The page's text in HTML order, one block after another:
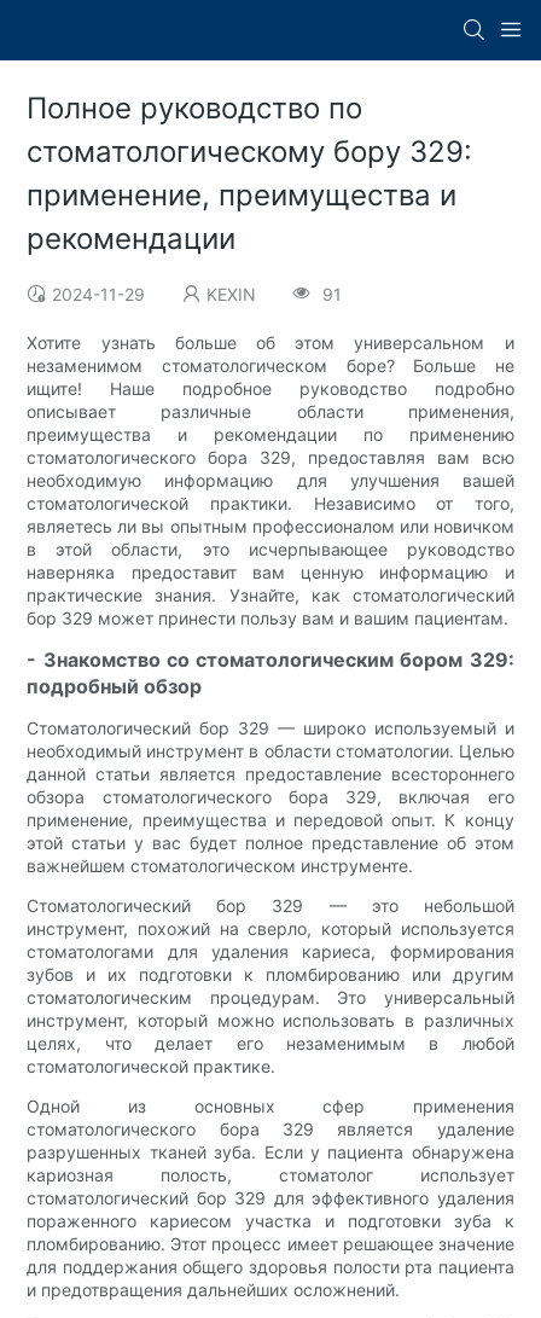
Полное руководство по
стоматологическому бору 329:
применение, преимущества и
рекомендации
2024-11-29 KEXIN 91
Хотите узнать больше об этом универсальном и
незаменимом стоматологическом боре? Больше не
ищите! Наше подробное руководство подробно
описывает различные области применения,
преимущества и рекомендации по применению
стоматологического бора 329, предоставляя вам всю
необходимую информацию для улучшения вашей
стоматологической практики. Независимо от того,
являетесь ли вы опытным профессионалом или новичком
в этой области, это исчерпывающее руководство
наверняка предоставит вам ценную информацию и
практические знания. Узнайте, как стоматологический
бор 329 может принести пользу вам и вашим пациентам.
- Знакомство со стоматологическим бором 329:
подробный обзор
Стоматологический бор 329 — широко используемый и
необходимый инструмент в области стоматологии. Целью
данной статьи является предоставление всестороннего
обзора стоматологического бора 329, включая его
применение, преимущества и передовой опыт. К концу
этой статьи у вас будет полное представление об этом
важнейшем стоматологическом инструменте.
Стоматологический бор 329 — это небольшой
инструмент, похожий на сверло, который используется
стоматологами для удаления кариеса, формирования
зубов и их подготовки к пломбированию или другим
стоматологическим процедурам. Это универсальный
инструмент, который можно использовать в различных
целях, что делает его незаменимым в любой
стоматологической практике.
Одной из основных сфер применения
стоматологического бора 329 является удаление
разрушенных тканей зуба. Если у пациента обнаружена
кариозная полость, стоматолог использует
стоматологический бор 329 для эффективного удаления
пораженного кариесом участка и подготовки зуба к
пломбированию. Этот процесс имеет решающее значение
для поддержания общего здоровья полости рта пациента
и предотвращения дальнейших осложнений.